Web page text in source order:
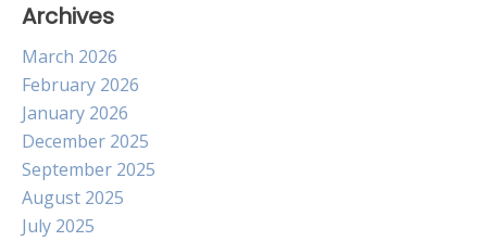
Archives
March 2026
February 2026
January 2026
December 2025
September 2025
August 2025
July 2025